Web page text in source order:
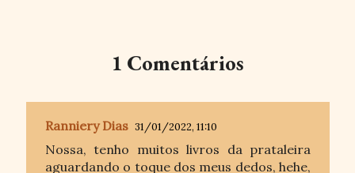
1 Comentários
Ranniery Dias 31/01/2022, 11:10
Nossa, tenho muitos livros da prataleira
aguardando o toque dos meus dedos, hehe,